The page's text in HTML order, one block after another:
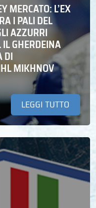
MERCATO: L’EX
I PALI DEL
AZZURRI
GHERDEINA
DI
MIKHNOV
LEGGI TUTTO